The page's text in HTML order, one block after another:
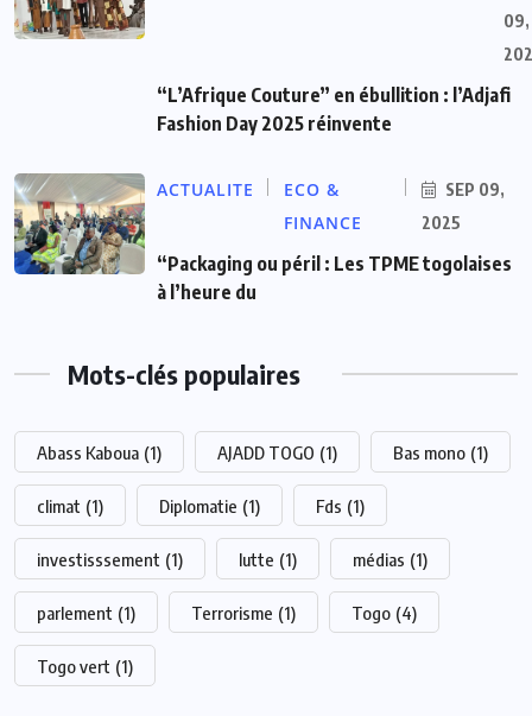
09,
“L’Afrique Couture” en ébullition : l’Adjafi
Fashion Day 2025 réinvente
ACTUALITE
ECO &
FINANCE
SEP 09,
2025
“Packaging ou péril : Les TPME togolaises
à l’heure du
Mots-clés populaires
Abass Kaboua (1) AJADD TOGO (1) Bas mono (1)
climat (1) Diplomatie (1) Fds (1)
investisssement (1) lutte (1) médias (1)
parlement (1) Terrorisme (1) Togo (4)
Togo vert (1)